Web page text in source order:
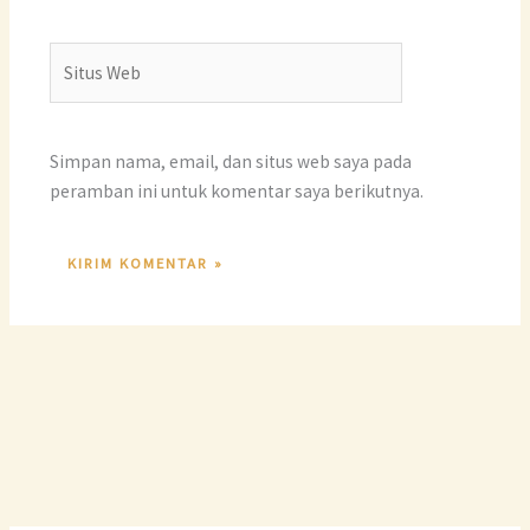
Web
Simpan nama, email, dan situs web saya pada
peramban ini untuk komentar saya berikutnya.